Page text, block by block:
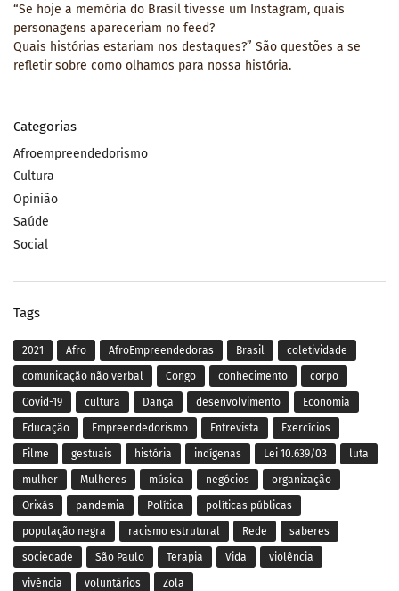
“Se hoje a memória do Brasil tivesse um Instagram, quais
personagens apareceriam no feed?
Quais histórias estariam nos destaques?” São questões a se
refletir sobre como olhamos para nossa história.
Categorias
Afroempreendedorismo
Cultura
Opinião
Saúde
Social
Tags
2021 Afro AfroEmpreendedoras Brasil coletividade
comunicação não verbal Congo conhecimento corpo
Covid-19 cultura Dança desenvolvimento Economia
Educação Empreendedorismo Entrevista Exercícios
Filme gestuais história indígenas Lei 10.639/03 luta
mulher Mulheres música negócios organização
Orixás pandemia Política políticas públicas
população negra racismo estrutural Rede saberes
sociedade São Paulo Terapia Vida violência
vivência voluntários Zola